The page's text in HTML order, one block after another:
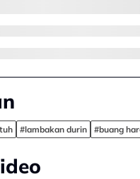
#lambakan durin #buang